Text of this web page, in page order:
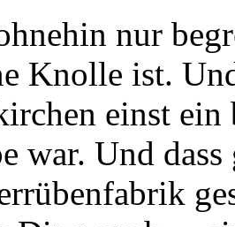
nur
Knolle ist.
einst
war. Und